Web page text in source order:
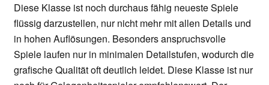
Diese Klasse ist noch durchaus fähig neueste Spiele
flüssig darzustellen, nur nicht mehr mit allen Details und
in hohen Auflösungen. Besonders anspruchsvolle
Spiele laufen nur in minimalen Detailstufen, wodurch die
grafische Qualität oft deutlich leidet. Diese Klasse ist nur